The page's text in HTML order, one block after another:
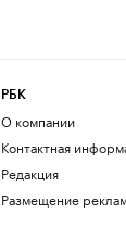
РБК
О компании
Контактная
Редакция
Размещение